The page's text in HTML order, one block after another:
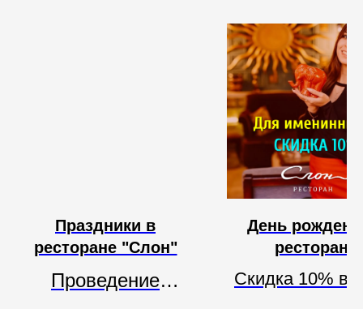
Праздники в
ресторане "Слон"
Проведение
День
ресторане
Скидка 10% в